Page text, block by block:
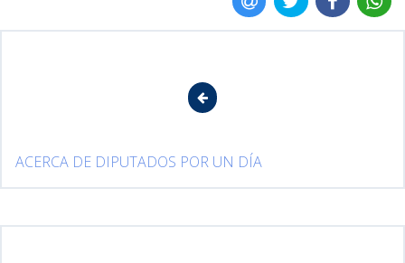
ACERCA DE DIPUTADOS POR UN DÍA